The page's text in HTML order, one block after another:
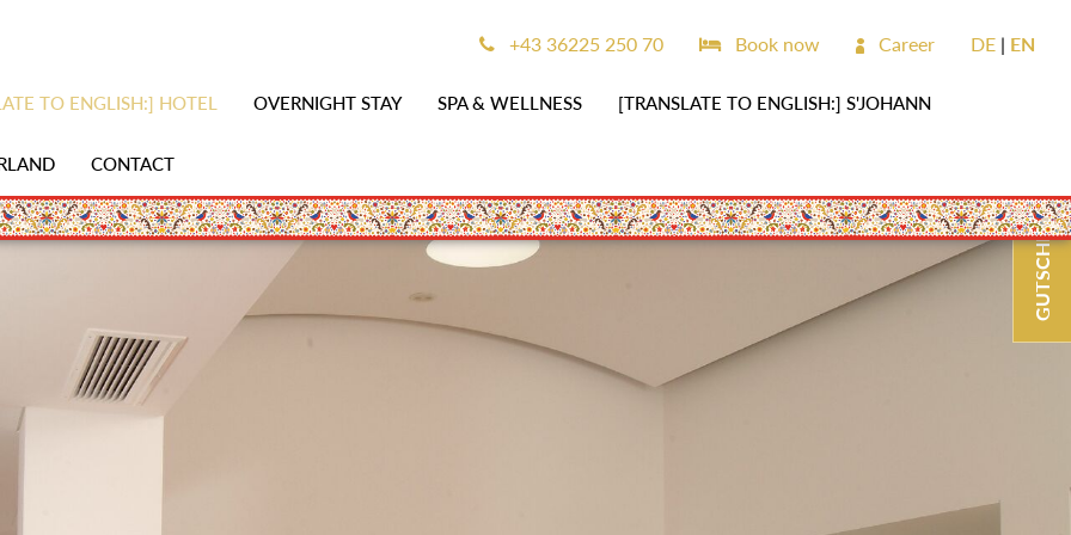
TO ENGLISH:] HOTEL OVERNIGHT STAY SPA & WELLNESS [TRANSLATE TO ENGLISH:] S'JOHANN
CONTACT
+43 36225 250 70 Book now Career DE EN
GUTSCHEINE